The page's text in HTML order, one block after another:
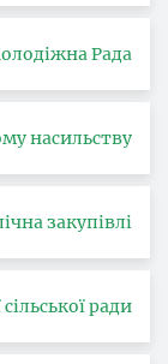
Рада
насильству
закупівлі
ради